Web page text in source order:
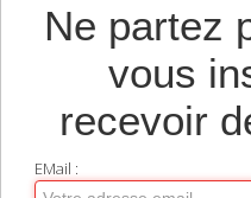
LIVRES▼
TIRAGES SUPPORTS HAUT DE
Ne partez
vous
recevoir
EMail :